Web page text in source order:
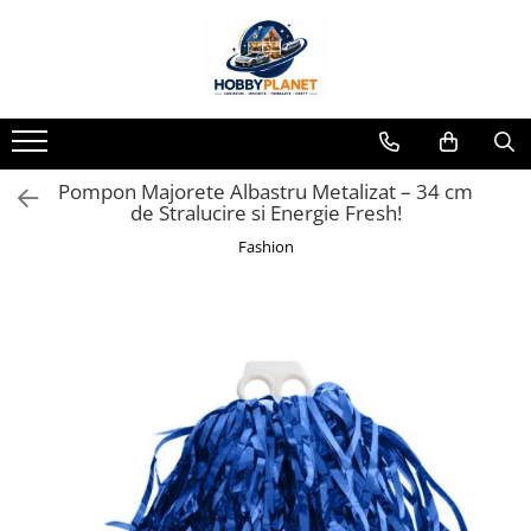
MINIATURI CASUTE PAPUSI
Accesorii miniaturale
Accesorii miniaturale diverse
Textile si lenjerii miniaturale
Vesela si servire miniaturi
Mobilier miniatural
Baie miniaturala
Pompon Majorete Albastru Metalizat – 34 cm
de Stralucire si Energie Fresh!
Fashion